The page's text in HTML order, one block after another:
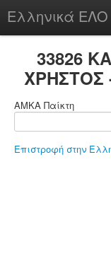
Ελληνικά ΕΛΟ
chesstu.be @ discord
33826
ΧΡΗΣΤΟΣ
ΑΜΚΑ Παίκτη
Επιστροφή στην